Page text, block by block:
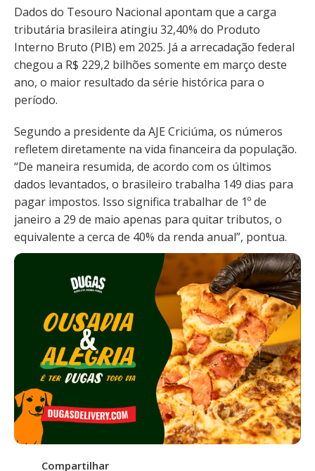
Dados do Tesouro Nacional apontam que a carga
tributária brasileira atingiu 32,40% do Produto
Interno Bruto (PIB) em 2025. Já a arrecadação federal
chegou a R$ 229,2 bilhões somente em março deste
ano, o maior resultado da série histórica para o
período.
Segundo a presidente da AJE Criciúma, os números
refletem diretamente na vida financeira da população.
“De maneira resumida, de acordo com os últimos
dados levantados, o brasileiro trabalha 149 dias para
pagar impostos. Isso significa trabalhar de 1º de
janeiro a 29 de maio apenas para quitar tributos, o
equivalente a cerca de 40% da renda anual”, pontua.
Compartilhar